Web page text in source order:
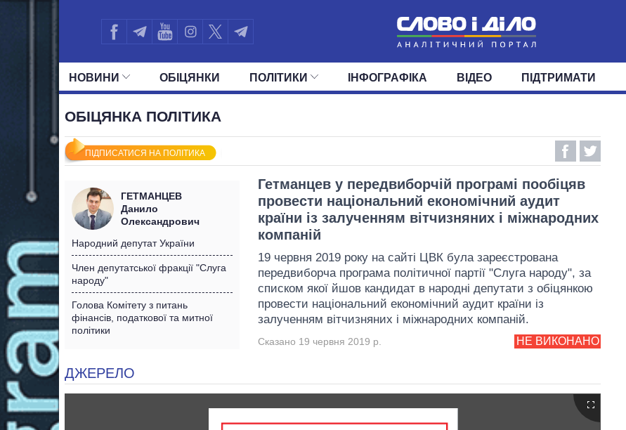
НОВИНИ
СВІТ
ОБIЦЯНКИ ПОЛIТИКИ
ОКРУГИ
ІНФОГРАФІКА ВІДЕО ПІДТРИМАТИ
ОБІЦЯНКА ПОЛІТИКА
ПІДПИСАТИСЯ НА ПОЛІТИКА
ГЕТМАНЦЕВ
Данило
Олександрович
Народний депутат України
Член депутатської фракції "Слуга
народу"
Голова Комітету з питань
фінансів, податкової та митної
політики
Гетманцев у передвиборчій програмі пообіцяв
провести національний економічний аудит
країни із залученням вітчизняних і міжнародних
компаній
19 червня 2019 року на сайті ЦВК була зареєстрована
передвиборча програма політичної партії "Слуга народу", за
списком якої йшов кандидат в народні депутати з обіцянкою
провести національний економічний аудит країни із
залученням вітчизняних і міжнародних компаній.
НЕ ВИКОНАНО
Сказано 19 червня 2019 р.
ДЖЕРЕЛО